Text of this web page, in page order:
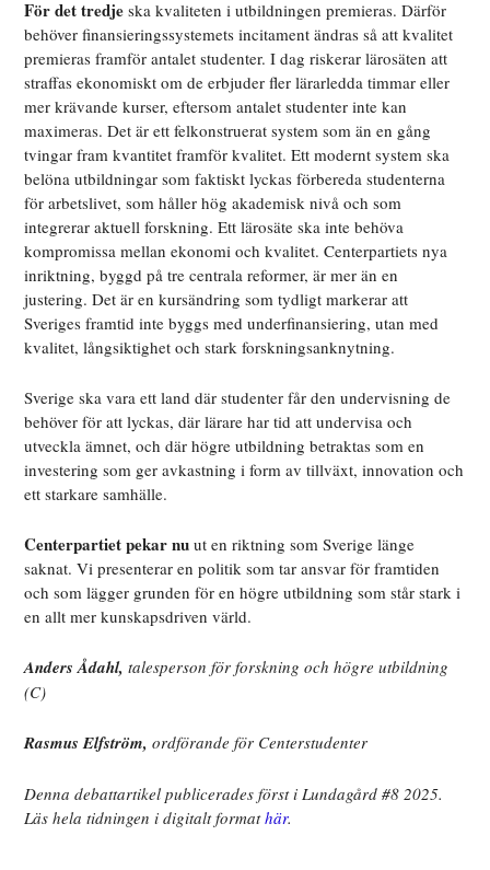
För det tredje ska kvaliteten i utbildningen premieras. Därför
behöver finansieringssystemets incitament ändras så att kvalitet
premieras framför antalet studenter. I dag riskerar lärosäten att
straffas ekonomiskt om de erbjuder fler lärarledda timmar eller
mer krävande kurser, eftersom antalet studenter inte kan
maximeras. Det är ett felkonstruerat system som än en gång
tvingar fram kvantitet framför kvalitet. Ett modernt system ska
belöna utbildningar som faktiskt lyckas förbereda studenterna
för arbetslivet, som håller hög akademisk nivå och som
integrerar aktuell forskning. Ett lärosäte ska inte behöva
kompromissa mellan ekonomi och kvalitet. Centerpartiets nya
inriktning, byggd på tre centrala reformer, är mer än en
justering. Det är en kursändring som tydligt markerar att
Sveriges framtid inte byggs med underfinansiering, utan med
kvalitet, långsiktighet och stark forskningsanknytning.
Sverige ska vara ett land där studenter får den undervisning de
behöver för att lyckas, där lärare har tid att undervisa och
utveckla ämnet, och där högre utbildning betraktas som en
investering som ger avkastning i form av tillväxt, innovation och
ett starkare samhälle.
Centerpartiet pekar nu ut en riktning som Sverige länge
saknat. Vi presenterar en politik som tar ansvar för framtiden
och som lägger grunden för en högre utbildning som står stark i
en allt mer kunskapsdriven värld.
Anders Ådahl,talesperson för forskning och högre utbildning
(C)
Rasmus Elfström, ordförande för Centerstudenter
Denna debattartikel publicerades först i Lundagård #8 2025.
Läs hela tidningen i digitalt formathär.